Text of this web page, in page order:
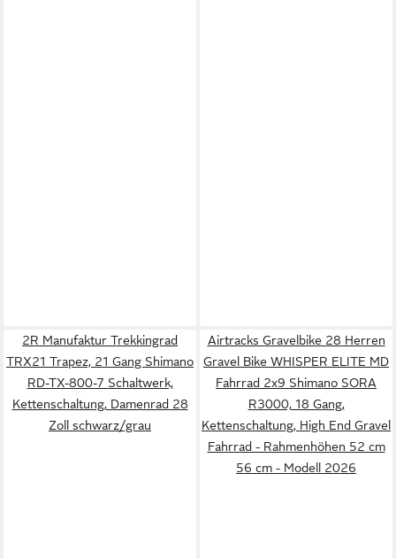
2R Manufaktur Trekkingrad
TRX21 Trapez, 21 Gang Shimano
RD-TX-800-7 Schaltwerk,
Kettenschaltung, Damenrad 28
Zoll schwarz/grau
Airtracks Gravelbike 28 Herren
Gravel Bike WHISPER ELITE MD
Fahrrad 2x9 Shimano SORA
R3000, 18 Gang,
Kettenschaltung, High End Gravel
Fahrrad - Rahmenhöhen 52 cm
56 cm - Modell 2026